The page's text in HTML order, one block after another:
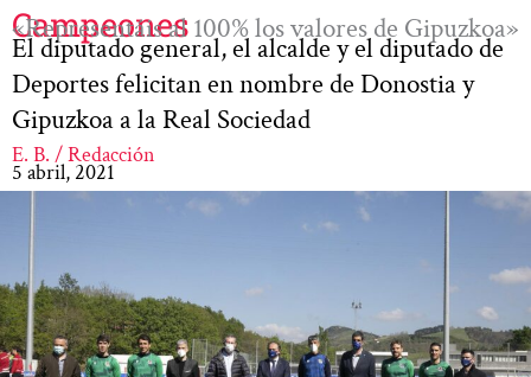
Campeones
«Representáis al 100% los valores de Gipuzkoa»
El diputado general, el alcalde y el diputado de
Deportes felicitan en nombre de Donostia y
Gipuzkoa a la Real Sociedad
E. B. / Redacción
5 abril, 2021